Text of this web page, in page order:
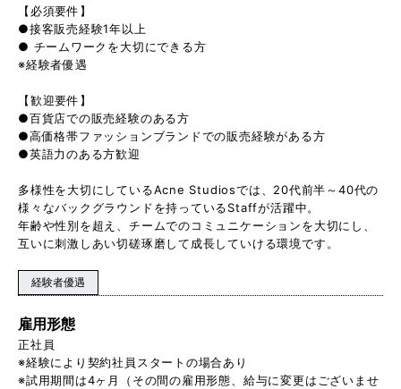
【必須要件】
●接客販売経験1年以上
● チームワークを大切にできる方
※経験者優遇
【歓迎要件】
●百貨店での販売経験のある方
●高価格帯ファッションブランドでの販売経験がある方
●英語力のある方歓迎
多様性を大切にしているAcne Studiosでは、20代前半～40代の
様々なバックグラウンドを持っているStaffが活躍中。
年齢や性別を超え、チームでのコミュニケーションを大切にし、
互いに刺激しあい切磋琢磨して成長していける環境です。
経験者優遇
雇用形態
正社員
※経験により契約社員スタートの場合あり
※試用期間は4ヶ月（その間の雇用形態、給与に変更はございませ